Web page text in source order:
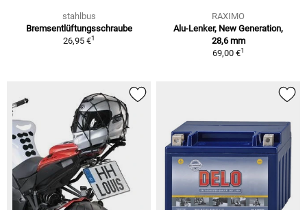
stahlbus
Bremsentlüftungsschraube
26,95 €1
RAXIMO
Alu-Lenker, New Generation,
28,6 mm
69,00 €1